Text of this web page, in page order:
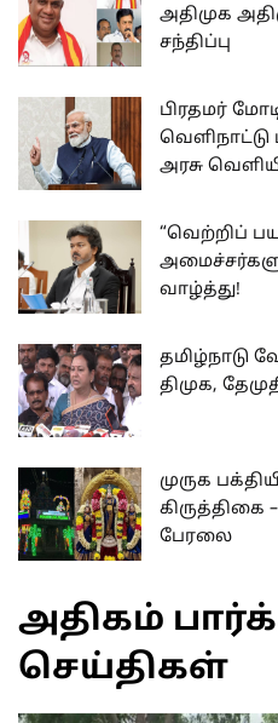
அதிமுக
சந்திப்பு
பிரதமர்
அரசு
“வெற்றிப்
வாழ்த்து!
தமிழ்நாடு
திமுக,
முருக
கிருத்திகை
பேரலை
அதிகம்
செய்திகள்